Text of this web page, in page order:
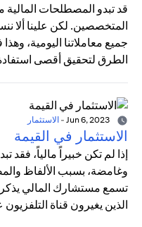
قد تبدو المصطلحات المالية
المتخصصين. لكن علينا ألا
جميع معاملاتنا اليومية،
الطرق لتحقيق أقصى
- الاستثمار
الاستثمار في القيمة
إذا لم تكن خبيراً مالياً،
وغامضة، بسبب الألفاظ
تسمع مستشارك المالي
الذين يغيرون قناة